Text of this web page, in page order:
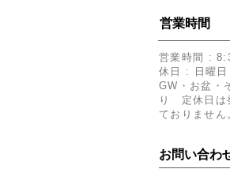
​営業時間
営業時間 :
休日 : 日曜日
GW・お盆・
り 定休日は
ておりません
お問い合わ